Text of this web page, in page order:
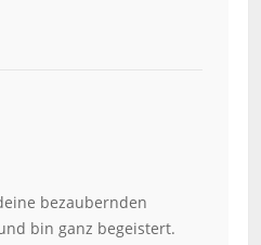
bezaubernden
bin ganz begeistert.